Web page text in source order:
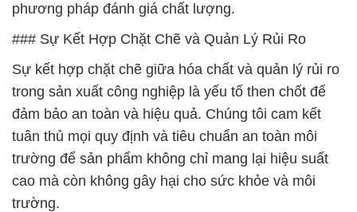
phương pháp đánh giá chất lượng.
### Sự Kết Hợp Chặt Chẽ và Quản Lý Rủi Ro
Sự kết hợp chặt chẽ giữa hóa chất và quản lý rủi ro
trong sản xuất công nghiệp là yếu tố then chốt để
đảm bảo an toàn và hiệu quả. Chúng tôi cam kết
tuân thủ mọi quy định và tiêu chuẩn an toàn môi
trường để sản phẩm không chỉ mang lại hiệu suất
cao mà còn không gây hại cho sức khỏe và môi
trường.